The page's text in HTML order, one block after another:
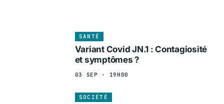
SANTÉ
Variant Covid JN.1 : Contagiosité
et symptômes ?
03 SEP · 19H00
SOCIÉTÉ